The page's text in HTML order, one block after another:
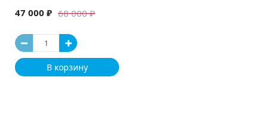
68 000 ₽
47 000 ₽
В корзину